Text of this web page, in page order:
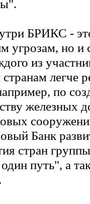
БРИКС -
угрозам, но и
из
легче
по
железных
Банк
стран группы
путь", а